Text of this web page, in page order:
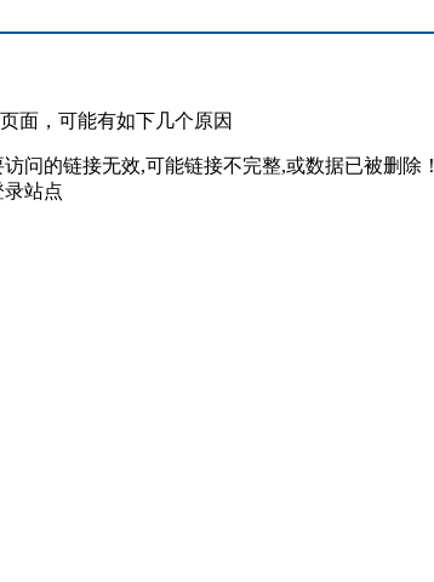
面，可能有如下几个原因
问的链接无效,可能链接不完整,或数据已被删除！
站点